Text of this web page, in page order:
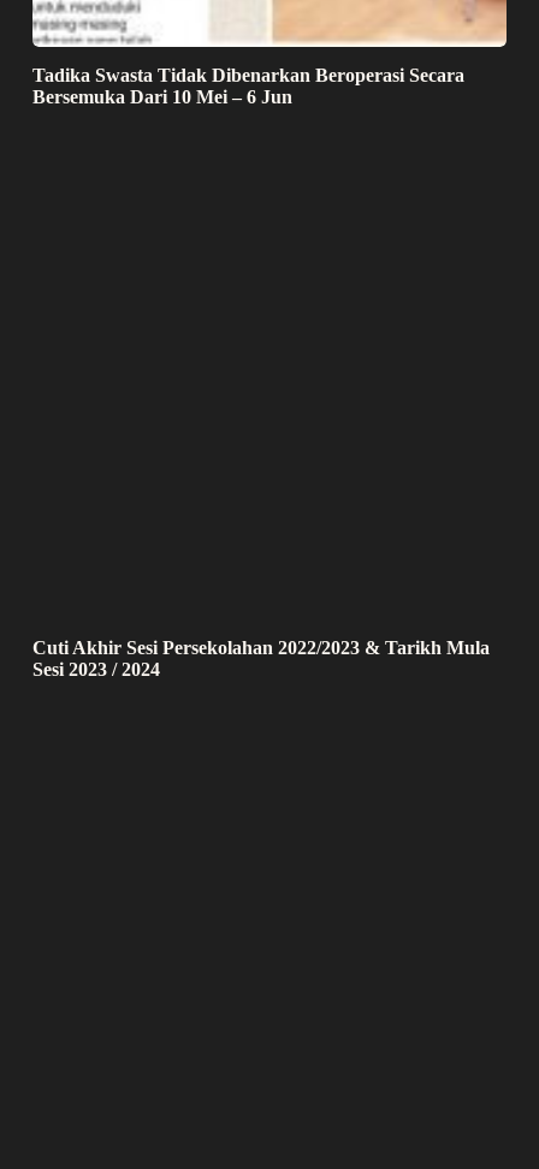
Tadika Swasta Tidak Dibenarkan Beroperasi Secara
Bersemuka Dari 10 Mei – 6 Jun
Cuti Akhir Sesi Persekolahan 2022/2023 & Tarikh Mula
Sesi 2023 / 2024